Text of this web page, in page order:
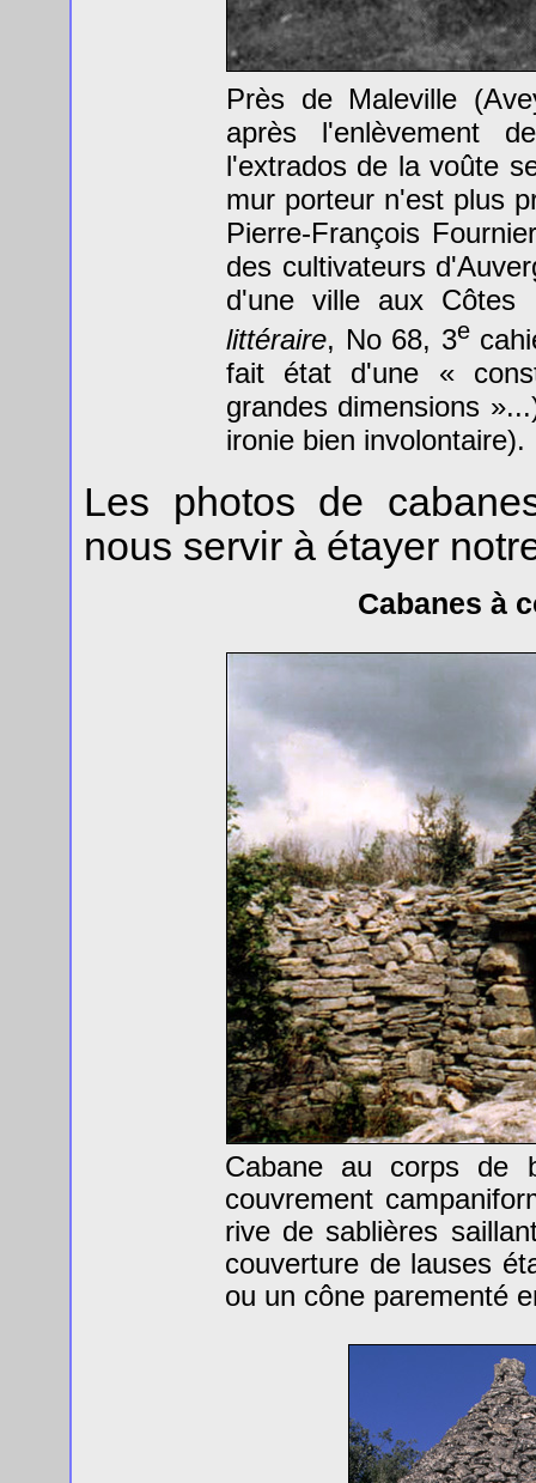
Près de Maleville
après l'enlèvement
l'extrados de la voûte
mur porteur n'est plus
Pierre-François
des cultivateurs
d'une ville aux
littéraire, No 68, 3e
fait état d'une «
grandes dimensions
ironie bien involontaire).
Les photos de
nous servir à étayer
Cabanes à
Cabane au corps de
couvrement
rive de sablières
couverture de lauses
ou un cône parementé